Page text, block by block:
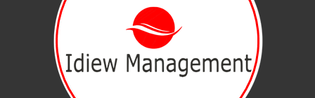
KARIR
KERJASAMA
LAYANAN